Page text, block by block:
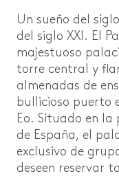
Un sueño del
del siglo XXI. El
majestuoso
torre central y
almenadas de
bullicioso puerto
Eo. Situado en
de España, el
exclusivo de
deseen reservar